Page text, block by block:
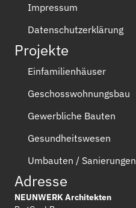
Impressum
Datenschutzerklärung
Projekte
Einfamilienhäuser
Geschosswohnungsbau
Gewerbliche Bauten
Gesundheitswesen
Umbauten / Sanierungen
Adresse
NEUNWERK Architekten